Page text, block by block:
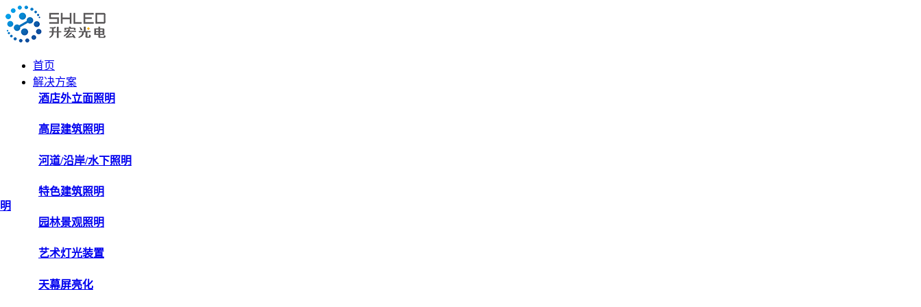
首页
解决方案
酒店外立面照明
高层建筑照明
河道/沿岸/水下照明
特色建筑照明
园林景观照明
艺术灯光装置
天幕屏亮化